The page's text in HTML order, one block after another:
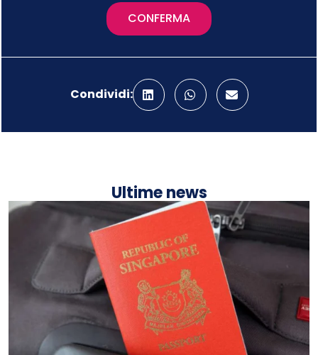
CONFERMA
Condividi:
Ultime news